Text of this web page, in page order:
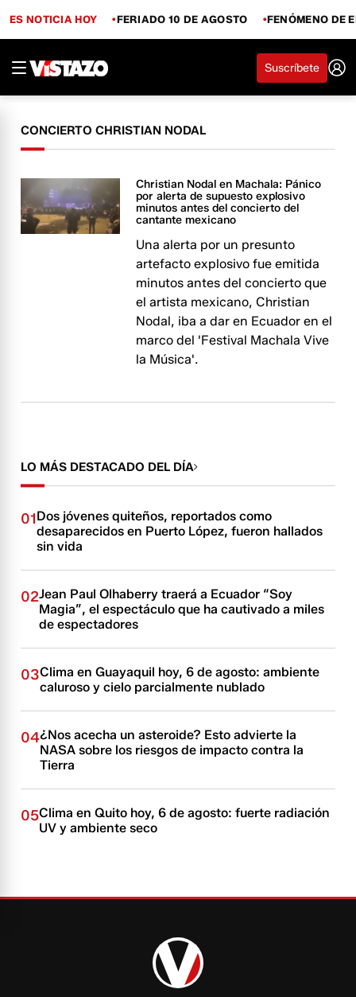
ES NOTICIA HOY FERIADO 10 DE AGOSTO FENÓMENO DE
Suscríbete
CONCIERTO CHRISTIAN NODAL
Christian Nodal en Machala: Pánico
por alerta de supuesto explosivo
minutos antes del concierto del
cantante mexicano
Una alerta por un presunto
artefacto explosivo fue emitida
minutos antes del concierto que
el artista mexicano, Christian
Nodal, iba a dar en Ecuador en el
marco del 'Festival Machala Vive
la Música'.
LO MÁS DESTACADO DEL DÍA
01Dos jóvenes quiteños, reportados como
desaparecidos en Puerto López, fueron hallados
sin vida
02Jean Paul Olhaberry traerá a Ecuador “Soy
Magia”, el espectáculo que ha cautivado a miles
de espectadores
03Clima en Guayaquil hoy, 6 de agosto: ambiente
caluroso y cielo parcialmente nublado
04¿Nos acecha un asteroide? Esto advierte la
NASA sobre los riesgos de impacto contra la
Tierra
05Clima en Quito hoy, 6 de agosto: fuerte radiación
UV y ambiente seco